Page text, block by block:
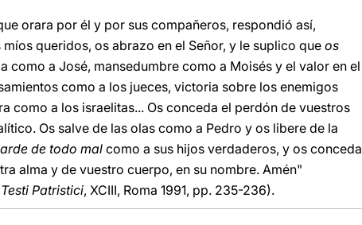
orara por él y por sus compañeros, respondió así,
queridos, os abrazo en el Señor, y le suplico queos
como a José, mansedumbre como a Moisés y el valor en el
como a los jueces, victoria sobre los enemigos
como a los israelitas... Os conceda el perdón de vuestros
Os salve de las olas como a Pedro y os libere de la
de todo mal como a sus hijos verdaderos, y os conceda
alma y de vuestro cuerpo, en su nombre. Amén"
Patristici, XCIII, Roma 1991, pp. 235-236).